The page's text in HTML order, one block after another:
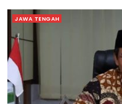
JAWA TENGAH